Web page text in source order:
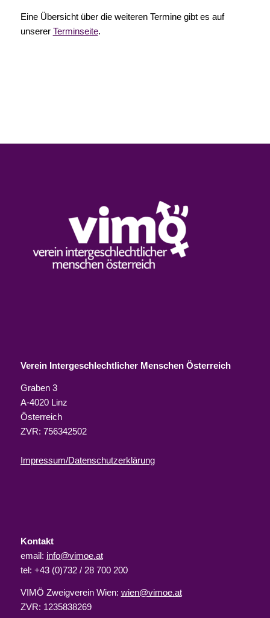
Eine Übersicht über die weiteren Termine gibt es auf
unserer Terminseite.
Verein Intergeschlechtlicher Menschen Österreich
Graben 3
A-4020 Linz
Österreich
ZVR: 756342502
Impressum/Datenschutzerklärung
Kontakt
email: info@vimoe.at
tel: +43 (0)732 / 28 700 200
VIMÖ Zweigverein Wien: wien@vimoe.at
ZVR: 1235838269